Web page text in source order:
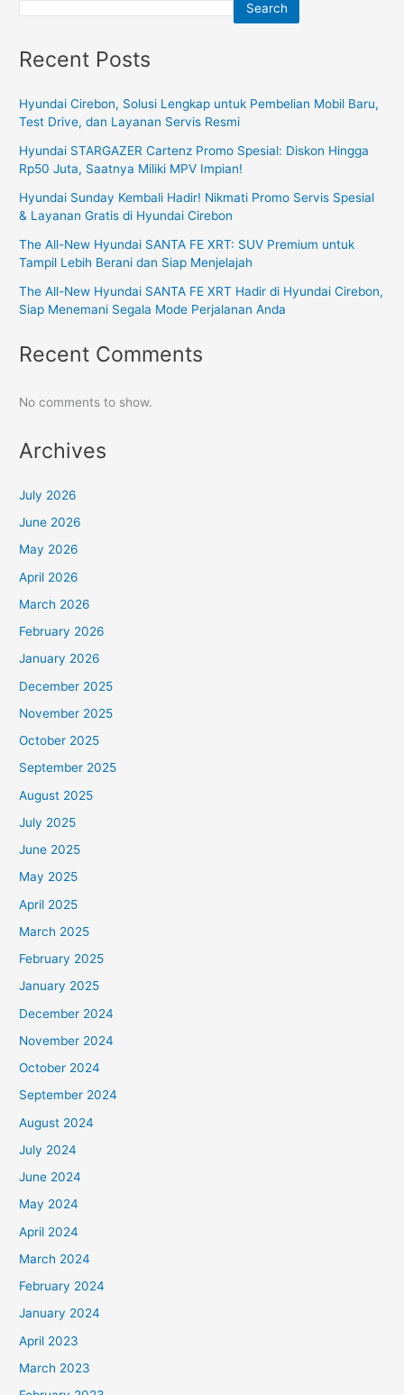
Search
Recent Posts
Hyundai Cirebon, Solusi Lengkap untuk Pembelian Mobil Baru,
Test Drive, dan Layanan Servis Resmi
Hyundai STARGAZER Cartenz Promo Spesial: Diskon Hingga
Rp50 Juta, Saatnya Miliki MPV Impian!
Hyundai Sunday Kembali Hadir! Nikmati Promo Servis Spesial
& Layanan Gratis di Hyundai Cirebon
The All-New Hyundai SANTA FE XRT: SUV Premium untuk
Tampil Lebih Berani dan Siap Menjelajah
The All-New Hyundai SANTA FE XRT Hadir di Hyundai Cirebon,
Siap Menemani Segala Mode Perjalanan Anda
Recent Comments
No comments to show.
Archives
July 2026
June 2026
May 2026
April 2026
March 2026
February 2026
January 2026
December 2025
November 2025
October 2025
September 2025
August 2025
July 2025
June 2025
May 2025
April 2025
March 2025
February 2025
January 2025
December 2024
November 2024
October 2024
September 2024
August 2024
July 2024
June 2024
May 2024
April 2024
March 2024
February 2024
January 2024
April 2023
March 2023